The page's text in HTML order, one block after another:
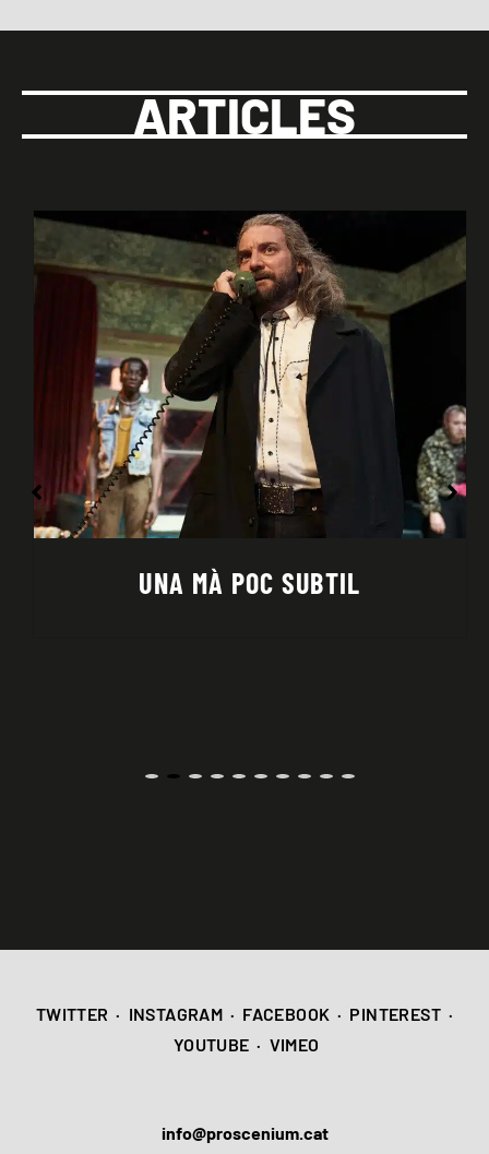
ARTICLES
UNA FREDOR QUE CREMA
TWITTER · INSTAGRAM · FACEBOOK · PINTEREST ·
YOUTUBE · VIMEO
info@proscenium.cat